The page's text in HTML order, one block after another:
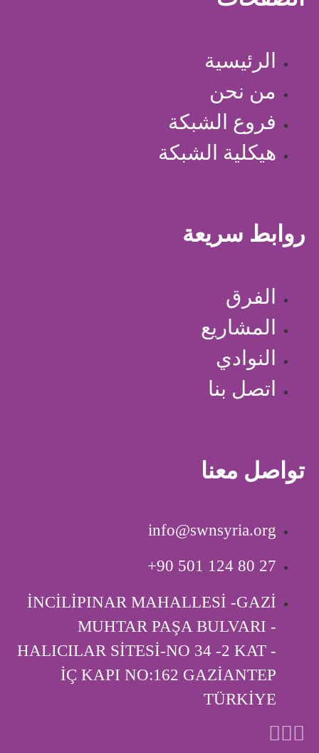
الرئيسية
من نحن
فروع الشبكة
هيكلية الشبكة
روابط سريعة
الفرق
المشاريع
النوادي
اتصل بنا
تواصل معنا
info@swnsyria.org
‎+90 501 124 80 27
İNCİLİPINAR MAHALLESİ -GAZİ
MUHTAR PAŞA BULVARI -
HALICILAR SİTESİ-NO 34 -2 KAT -
İÇ KAPI ‎NO:162 GAZİANTEP
TÜRKİYE